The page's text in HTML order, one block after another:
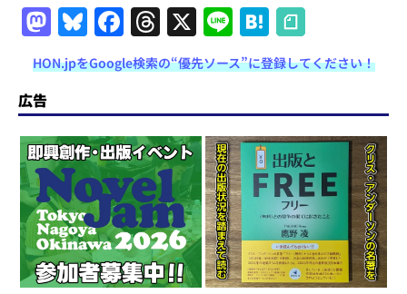
M
a
st
o
d
o
n
Bl
u
e
s
k
y
F
a
c
e
b
o
o
k
T
h
re
a
d
s
X Li
n
e
H
at
e
n
a
HON.jpをGoogle検索の“優先ソース”に登録してください！
広告